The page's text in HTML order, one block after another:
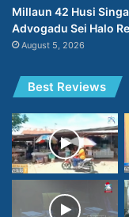
Millaun 42 Husi
Advogadu Sei Halo
August 5, 2026
Best Reviews